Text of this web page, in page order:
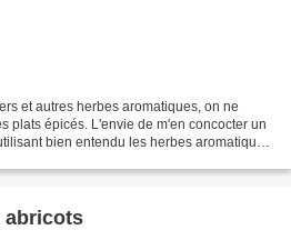
et autres herbes aromatiques, on ne
plats épicés. L'envie de m'en concocter un
bien entendu les herbes aromatiques
abricots